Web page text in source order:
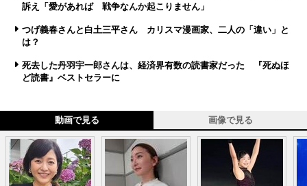
訴え「愛があれば 戦争なんか起こりません」
つげ義春さんと白土三平さん カリスマ漫画家、二人の「違い」と
は？
死去した丹羽宇一郎さんは、経済界有数の読書家だった 『死ぬほ
ど読書』ベストセラーに
動画で見る 画像で見る